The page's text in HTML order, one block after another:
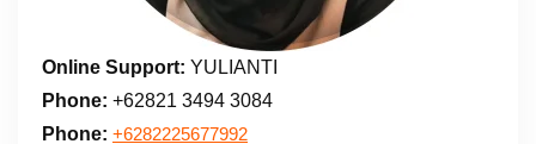
Online Support: YULIANTI
Phone: +62821 3494 3084
Phone: +6282225677992